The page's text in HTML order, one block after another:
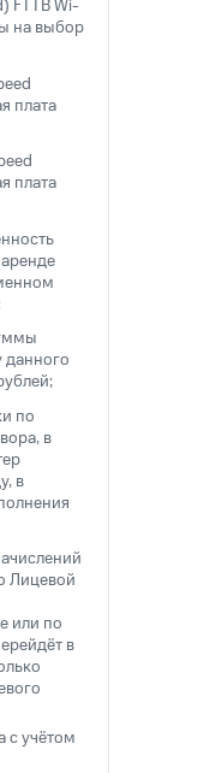
FTTB Wi-
на выбор
плата
плата
данного
по
в
в
Лицевой
или по
в
с учётом